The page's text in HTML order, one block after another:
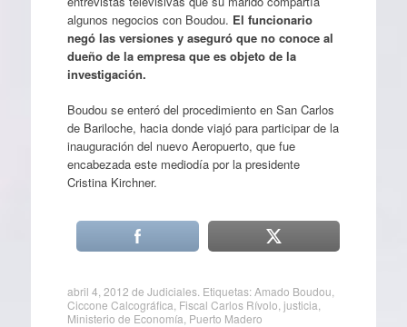
algunos negocios con Boudou. El funcionario
negó las versiones y aseguró que no conoce al
dueño de la empresa que es objeto de la
investigación.
Boudou se enteró del procedimiento en San Carlos
de Bariloche, hacia donde viajó para participar de la
inauguración del nuevo Aeropuerto, que fue
encabezada este mediodía por la presidente
Cristina Kirchner.
abril 4, 2012 de Judiciales. Etiquetas:Amado Boudou
Ciccone Calcográfica Fiscal Carlos Rívolo justicia
Ministerio de Economía Puerto Madero